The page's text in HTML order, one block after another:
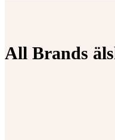
All Brands